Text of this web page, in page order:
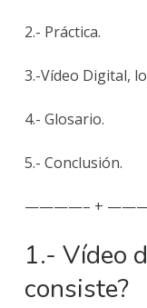
2.- Práctica.
3.-Vídeo Digital,
4.- Glosario.
5.- Conclusión.
————– +
1.- Vídeo
consiste?